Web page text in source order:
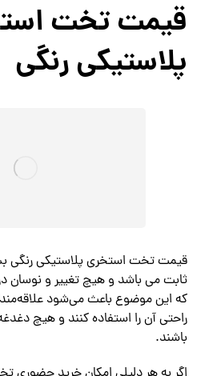
قیمت تخت
پلاستیکی رنگی
قیمت تخت استخری پلاستیکی رنگی
ثابت می باشد و هیچ تغییر و نوسان در
که این موضوع باعث می‌شود
راحتی آن را استفاده کنند و هیچ
باشند.